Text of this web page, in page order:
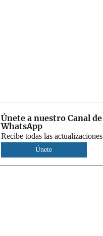
Únete a nuestro Canal de
WhatsApp
Recibe todas las actualizaciones
Únete